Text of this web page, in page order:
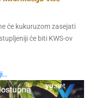
će kukuruzom zasejati
će biti KWS-ov